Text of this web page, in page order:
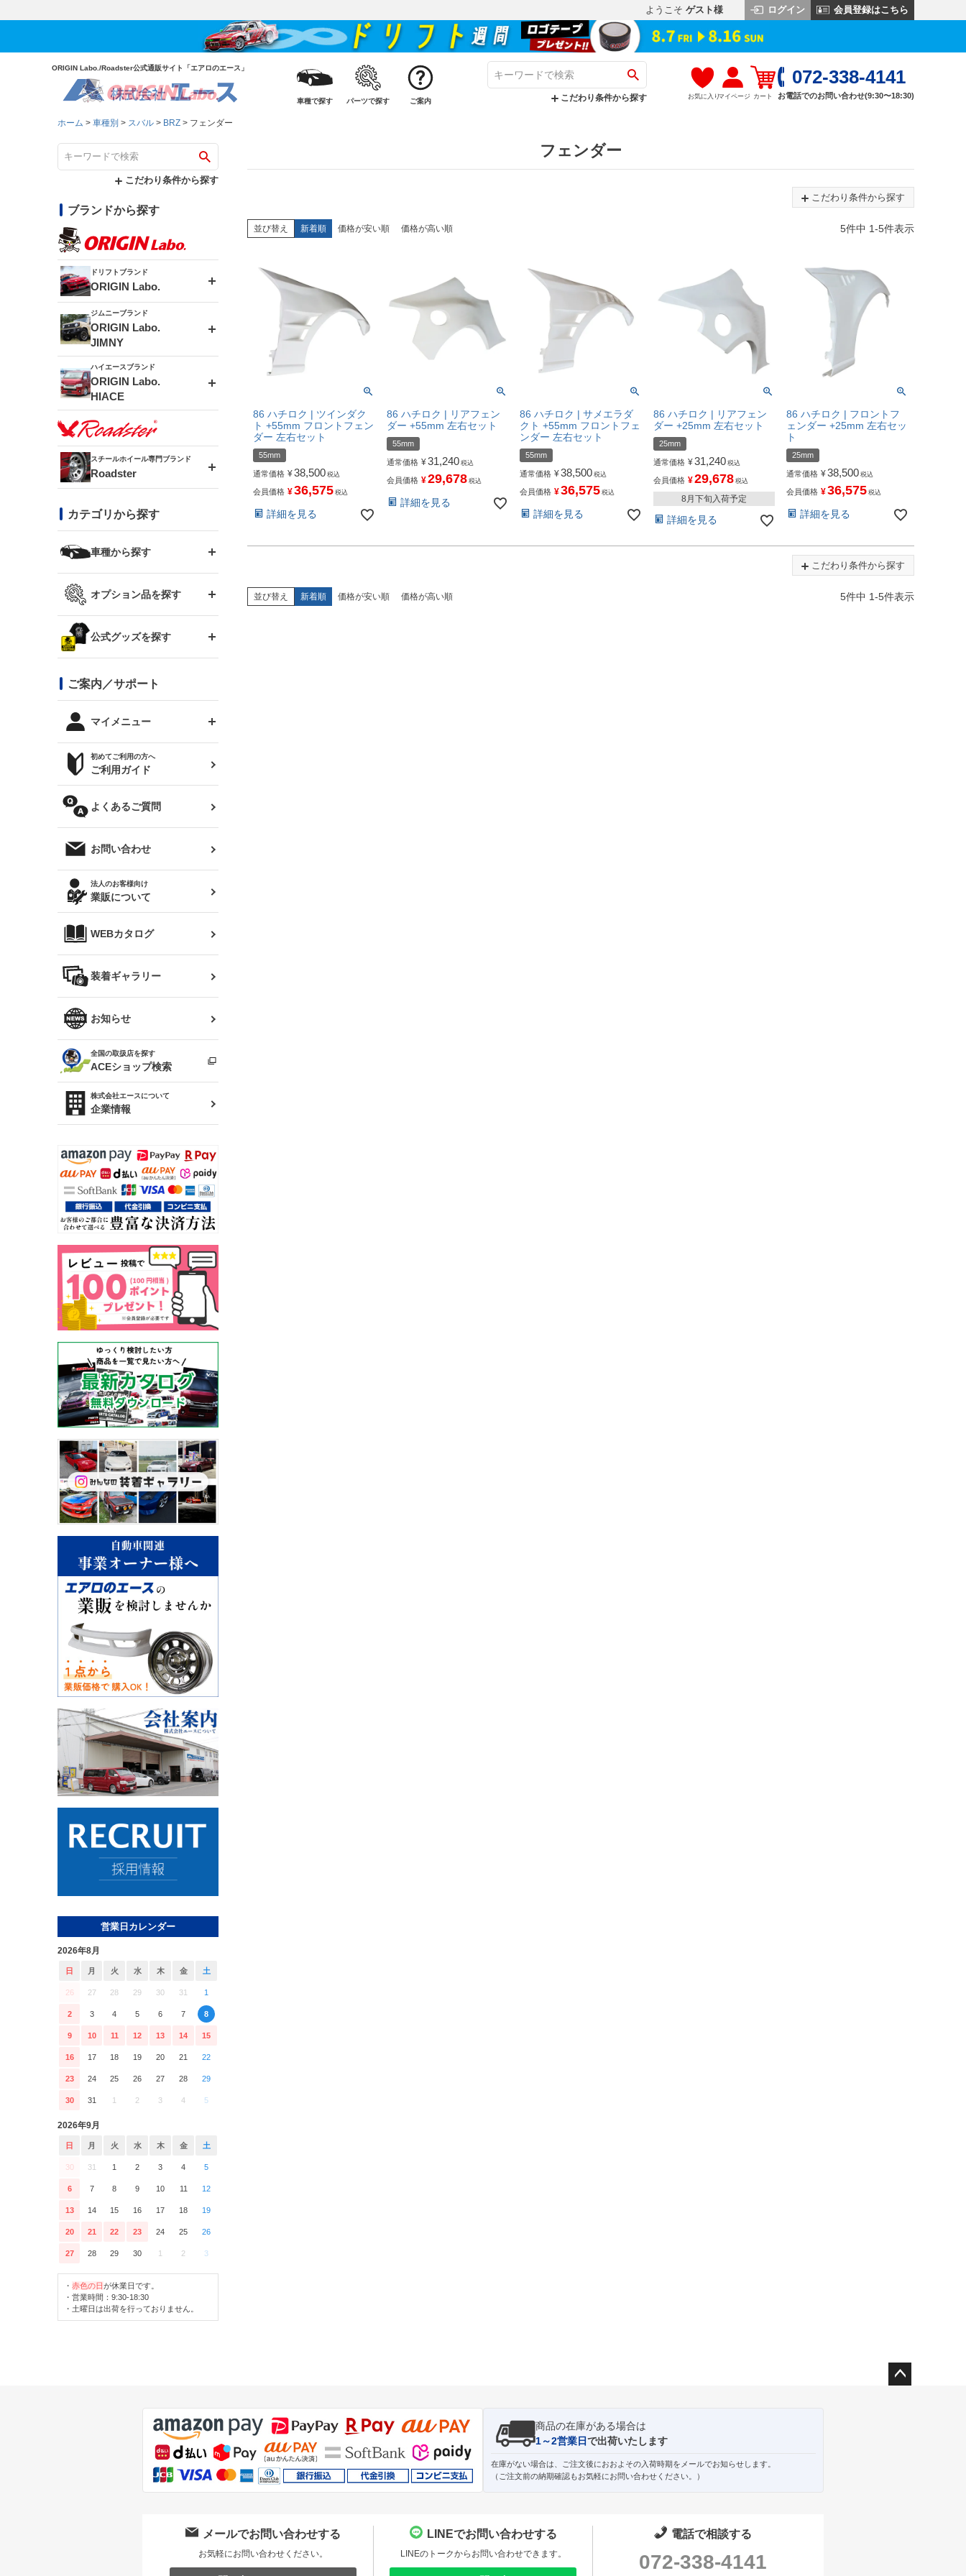
ようこそ ゲスト様 ログイン 会員登録はこちら
ORIGIN Labo./Roadster公式通販サイト「エアロのエース」
車種で探す パーツで探す ご案内 こだわり条件から探す お気に入りマイページ カート
072-338-4141
お電話でのお問い合わせ(9:30〜18:30)
ホーム 車種別 スバル BRZ フェンダー
こだわり条件から探す
ブランドから探す
ドリフトブランド
ORIGIN Labo.
エアロシリーズ
ドリフトライン
風神(180SX)
雷神(S15)
龍神(チェイサー)
レーシングライン
アタックライン
ストリームライン
スタイリッシュライン
フロントフェンダー
リアフェンダー
ブラッシュフェンダー
コンバットアイ
GTウイング
リアウイング
ルーフウイング
ボンネット
カナード
外装・補修パーツ
オリジンアーム(足回り)
レンズ
マフラー
ジムニーブランド
ORIGIN Labo.
JIMNY
アルミホイール
MUD-ZEUS
アルミホイール
MUD-SR7
MUD-S7
ボンネット
フェンダー
サイドパーツ
リアウイング
リアゲート
メンテナンスパーツ
ハイエースブランド
ORIGIN Labo.
HIACE
エアロシリーズ
LUX MODEL SP
LUX MODEL
RUGGER MODEL
GROUND MODEL
PHANTOM LIP
DTM:exclusive
オーバーフェンダー
リアウイング
スムージングバンパー
ワイパーガード
内装パーツ
スチールホイール専門ブランド
Roadster
DAYTONA-RS
DAYTONA-RS NEO
まつど家 鉄漢
まつど家 鉄心
まつど家 鉄八
カテゴリから探す
車種から探す
トヨタ
JZX110 マークⅡ
ハイエース
レビン
トレノ
マークX
クラウン
クラウンマジェスタ
アリスト
ソアラ
アルテッツァ
プロボックス
RAV4
シルビア S13
シルビア S14 前期
シルビア S15
180SX
ワンビア
Z32 フェアレディZ
R34 スカイライン
スカイライン
（ER34/R33/ECR33/R32）
キャラバン
ローレル
セフィーロ
スズキ
RX-7
スバル
BRZ
レクサス
三菱
デリカ D:5
軽自動車
汎用
オプション品を探す
GTウイング用ラダー
コンバットアイ用ライト
オプションタイヤ
サマータイヤ
ジムニー用タイヤ
ハイエース・バン用タイ
ホイールナット
公式グッズを探す
ステッカー
トップス(半袖)
トップス(長袖)
パーカー
オーバーオール(つなぎ)
タオル
帽子
バッグ
ファッション小物
雑貨・ステーショナリー
ベビー用品
ご案内／サポート
マイメニュー
ログインする
お気に入りリスト
クーポンを見る
閲覧履歴
ニュースレターお申し込み
初めてご利用の方へ
ご利用ガイド
よくあるご質問
お問い合わせ
法人のお客様向け
業販について
WEBカタログ
装着ギャラリー
お知らせ
全国の取扱店を探す
ACEショップ検索
株式会社エースについて
企業情報
営業日カレンダー
2026年8月
日 月 火 水 木 金 土
26 27 28 29 30 31 1
2 3 4 5 6 7 8
9 10 11 12 13 14 15
16 17 18 19 20 21 22
23 24 25 26 27 28 29
30 31 1 2 3 4 5
2026年9月
日 月 火 水 木 金 土
30 31 1 2 3 4 5
6 7 8 9 10 11 12
13 14 15 16 17 18 19
20 21 22 23 24 25 26
27 28 29 30 1 2 3
・ 赤色の日が休業日です。
・営業時間：9:30-18:30
・土曜日は出荷を行っておりません。
フェンダー
こだわり条件から探す
並び替え 新着順 価格が安い順 価格が高い順 5件中 1-5件表示
86 ハチロク | ツインダク
ト +55mm フロントフェン
ダー 左右セット
55mm
通常価格 ¥38,500 税込
会員価格 ¥36,575 税込
詳細を見る
86 ハチロク | リアフェン
ダー +55mm 左右セット
55mm
通常価格 ¥31,240 税込
会員価格 ¥29,678 税込
詳細を見る
86 ハチロク | サメエラダ
クト +55mm フロントフェ
ンダー 左右セット
55mm
通常価格 ¥38,500 税込
会員価格 ¥36,575 税込
詳細を見る
86 ハチロク | リアフェン
ダー +25mm 左右セット
25mm
通常価格 ¥31,240 税込
会員価格 ¥29,678 税込
8月下旬入荷予定
詳細を見る
86 ハチロク | フロントフ
ェンダー +25mm 左右セッ
ト
25mm
通常価格 ¥38,500 税込
会員価格 ¥36,575 税込
詳細を見る
こだわり条件から探す
並び替え 新着順 価格が安い順 価格が高い順 5件中 1-5件表示
商品の在庫がある場合は
1～2営業日で出荷いたします
在庫がない場合は、ご注文後におおよその入荷時期をメールでお知らせします。
（ご注文前の納期確認もお気軽にお問い合わせください。）
メールでお問い合わせする
お気軽にお問い合わせください。
LINEでお問い合わせする
LINEのトークからお問い合わせできます。
電話で相談する
072-338-4141